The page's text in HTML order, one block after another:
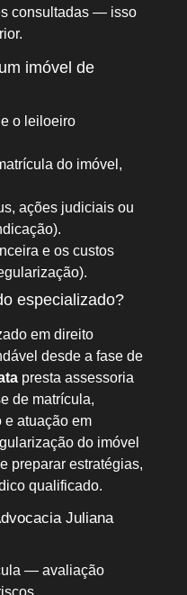
consultadas — isso
imóvel de
o leiloeiro
do imóvel,
ações judiciais ou
e os custos
especializado?
em direito
desde a fase de
presta assessoria
de matrícula,
e atuação em
do imóvel
preparar estratégias,
qualificado.
Juliana
— avaliação